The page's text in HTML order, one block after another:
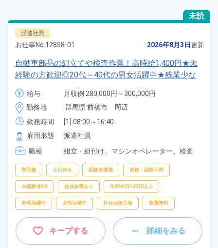
未読
派遣社員
お仕事No. 12858-01 2026年8月3日更新
自動車部品の組立てや検査作業！高時給1,400円★未
経験の方歓迎◎20代～40代の男女活躍中★残業少な
め◎年間休日120日！工場敷地内に無料駐車場あり＆
マイカー通勤OK◎赴任旅費会社負担！交通費支給☆
日払い制度あり★社員食堂利用可！《群馬県前橋市》
給与
月収例 280,000円～300,000円
時給 1,400円～1,400円
勤務地
群馬県 前橋市　周辺
勤務時間
[1] 08:00～16:40
[2] 06:00～14:55
[3] 18:00～02:45
[4] 06:00～14:35
雇用形態
派遣社員
職種
組立・組付け、 マシンオペレーター、 検査
寮完備 土日休み 経験者優遇 資格・経験不問
未経験者OK 赴任旅費あり 年間休日120日以上
男性活躍中 女性活躍中 社会保険完備 寮費無料
キープする 詳細をみる